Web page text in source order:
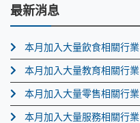
最新消息
本月加入大量飲食相關行業
本月加入大量教育相關行業
本月加入大量零售相關行業
本月加入大量服務相關行業